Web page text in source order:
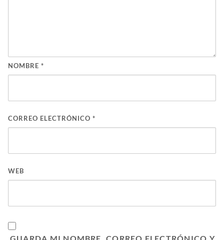
NOMBRE *
CORREO ELECTRÓNICO *
WEB
GUARDA MI NOMBRE, CORREO ELECTRÓNICO Y